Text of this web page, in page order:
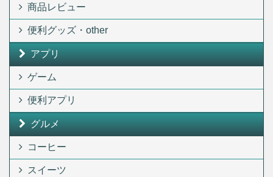
商品レビュー
便利グッズ・other
アプリ
ゲーム
便利アプリ
グルメ
コーヒー
スイーツ